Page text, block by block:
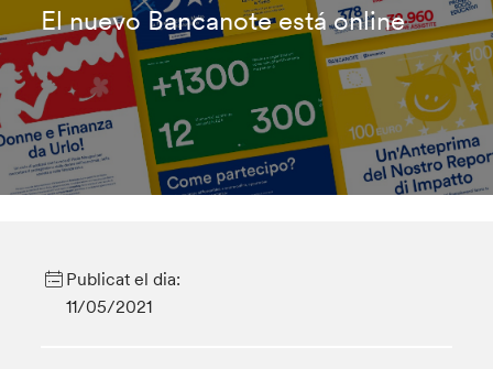
El nuevo Bancanote está online
Publicat el dia:
11/05/2021